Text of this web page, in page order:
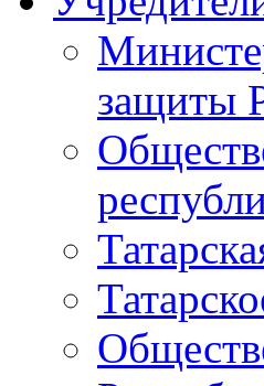
защиты